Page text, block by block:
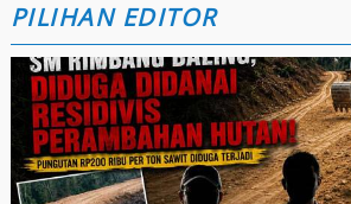
PILIHAN EDITOR